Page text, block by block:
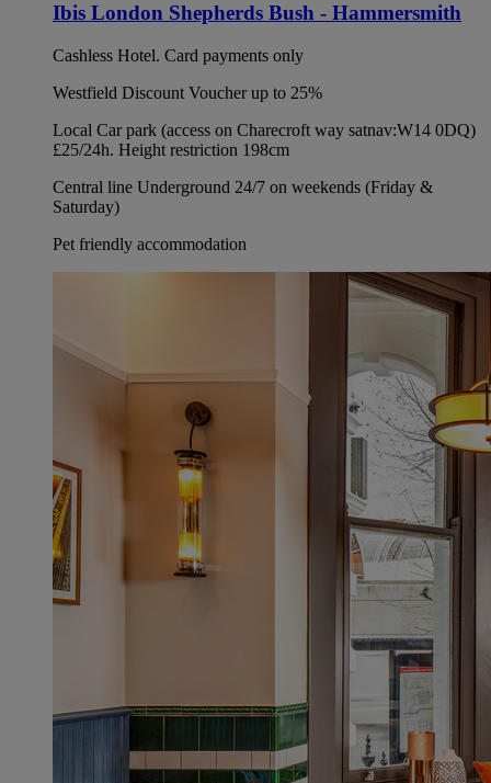
Ibis London Shepherds Bush - Hammersmith
Cashless Hotel. Card payments only
Westfield Discount Voucher up to 25%
Local Car park (access on Charecroft way satnav:W14 0DQ)
£25/24h. Height restriction 198cm
Central line Underground 24/7 on weekends (Friday &
Saturday)
Pet friendly accommodation